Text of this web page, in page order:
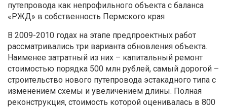
путепровода как непрофильного объекта с баланса
«РЖД» в собственность Пермского края
В 2009-2010 годах на этапе предпроектных работ
рассматривались три варианта обновления объекта.
Наименее затратный из них – капитальный ремонт
стоимостью порядка 500 млн рублей, самый дорогой –
строительство нового путепровода эстакадного типа с
изменением схемы и увеличением длины. Полная
реконструкция, стоимость которой оценивалась в 800